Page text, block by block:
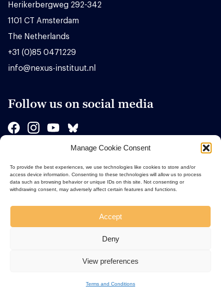
Manage Cookie Consent
To provide the best experiences, we use technologies like cookies to store and/or
access device information. Consenting to these technologies will allow us to process
data such as browsing behavior or unique IDs on this site. Not consenting or
withdrawing consent, may adversely affect certain features and functions.
Accept
Deny
View preferences
Terms and Conditions
Herikerbergweg 292-342
1101 CT Amsterdam
The Netherlands
+31 (0)85 0471229
info@nexus-instituut.nl
Follow us on social media